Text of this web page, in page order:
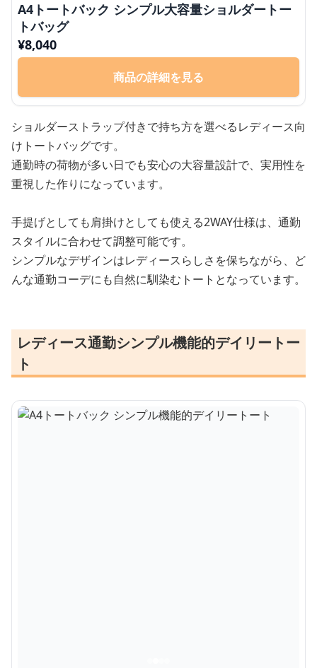
A4トートバック シンプル大容量ショルダートー
トバッグ
¥8,040
商品の詳細を見る
ショルダーストラップ付きで持ち方を選べるレディース向
けトートバッグです。
通勤時の荷物が多い日でも安心の大容量設計で、実用性を
重視した作りになっています。
手提げとしても肩掛けとしても使える2WAY仕様は、通勤
スタイルに合わせて調整可能です。
シンプルなデザインはレディースらしさを保ちながら、ど
んな通勤コーデにも自然に馴染むトートとなっています。
レディース通勤シンプル機能的デイリートー
ト